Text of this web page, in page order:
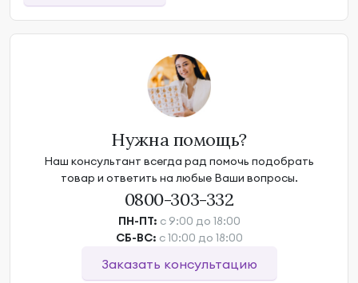
Нужна помощь?
Наш консультант всегда рад помочь подобрать
товар и ответить на любые Ваши вопросы.
0800-303-332
ПН-ПТ: с 9:00 до 18:00
СБ-ВС: с 10:00 до 18:00
Заказать консультацию